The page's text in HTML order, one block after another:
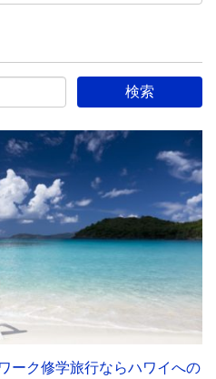
ーク修学旅行ならハワイへの